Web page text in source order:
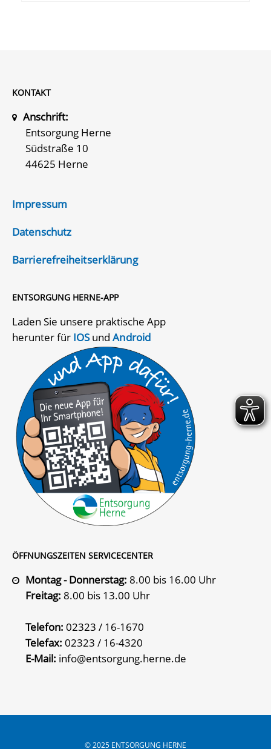
KONTAKT
Anschrift:
Entsorgung Herne
Südstraße 10
44625 Herne
Impressum
Datenschutz
Barrierefreiheitserklärung
ENTSORGUNG HERNE-APP
Laden Sie unsere praktische App
herunter für IOSundAndroid
ÖFFNUNGSZEITEN SERVICECENTER
Montag - Donnerstag: 8.00 bis 16.00 Uhr
Freitag: 8.00 bis 13.00 Uhr
Telefon: 02323 / 16-1670
Telefax: 02323 / 16-4320
E-Mail: info@entsorgung.herne.de
© 2025 ENTSORGUNG HERNE